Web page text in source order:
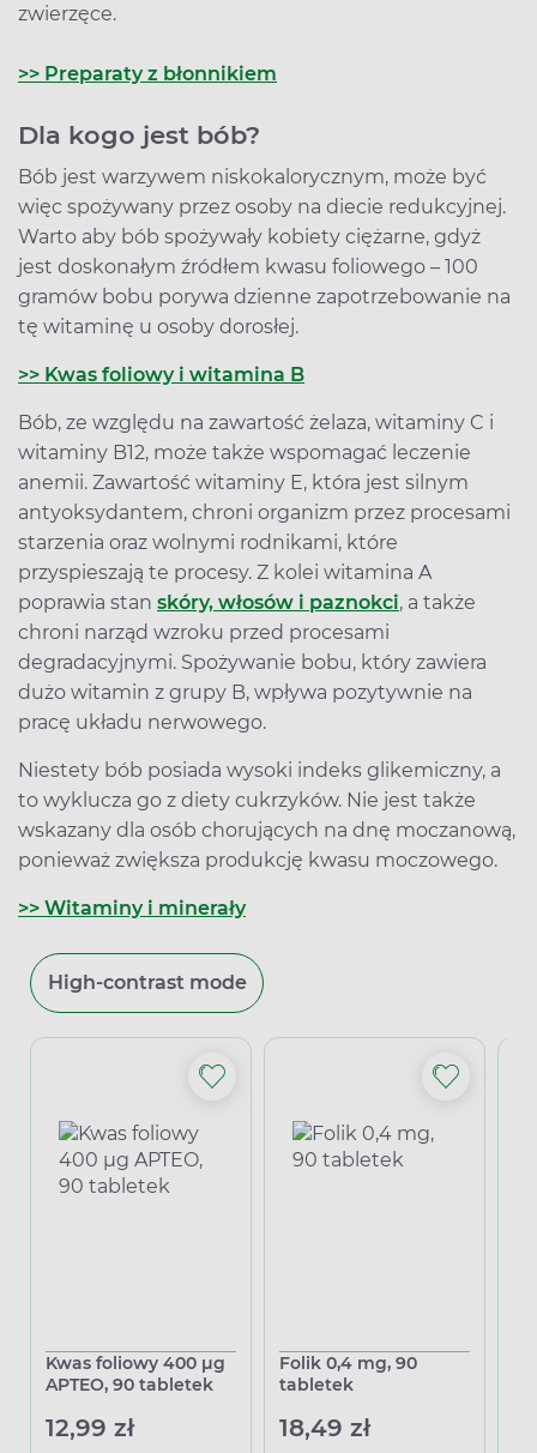
zwierzęce.
>> Preparaty z błonnikiem
Dla kogo jest bób?
Bób jest warzywem niskokalorycznym, może być
więc spożywany przez osoby na diecie redukcyjnej.
Warto aby bób spożywały kobiety ciężarne, gdyż
jest doskonałym źródłem kwasu foliowego – 100
gramów bobu porywa dzienne zapotrzebowanie na
tę witaminę u osoby dorosłej.
>> Kwas foliowy i witamina B
Bób, ze względu na zawartość żelaza, witaminy C i
witaminy B12, może także wspomagać leczenie
anemii. Zawartość witaminy E, która jest silnym
antyoksydantem, chroni organizm przez procesami
starzenia oraz wolnymi rodnikami, które
przyspieszają te procesy. Z kolei witamina A
poprawia stan skóry, włosów i paznokci, a także
chroni narząd wzroku przed procesami
degradacyjnymi. Spożywanie bobu, który zawiera
dużo witamin z grupy B, wpływa pozytywnie na
pracę układu nerwowego.
Niestety bób posiada wysoki indeks glikemiczny, a
to wyklucza go z diety cukrzyków. Nie jest także
wskazany dla osób chorujących na dnę moczanową,
ponieważ zwiększa produkcję kwasu moczowego.
>> Witaminy i minerały
High-contrast mode
Kwas foliowy 400 µg
APTEO, 90 tabletek
12,99 zł
Folik 0,4 mg, 90
tabletek
18,49 zł